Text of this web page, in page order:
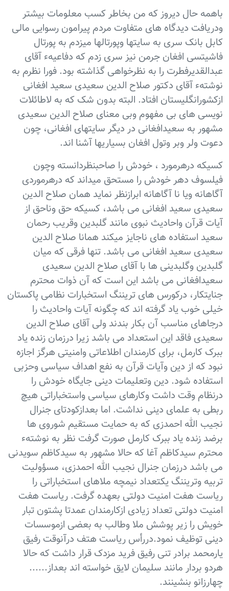
باهمه حال دیروز که من بخاطر کسب معلومات بیشتر
ودریافت دیدگاه های متفاوت مردم پیرامون رسوایی مالی
کابل بانک سری به سایتها وپورتالها میزدم به پورتال
فاشیتسی افغان جرمن نیز سری زدم که دفاعیهء آقای
عبدالقدیرفطرت را به نظرخواهی گذاشته بود. فورا نظرم به
نوشتهء آقای دکتور صلاح الدین سعیدی سعید افغانی
ازکشورانگلیستان افتاد. البته بدون شک که به لاطائلات
نویسی های بی مفهوم وبی معنای صلاح الدین سعیدی
مشهور به سعیدافغانی در دیگر سایتهای افغانی، چون
دعوت ولر وبر وتول افغان بسیاریها آشنا اند.
کسیکه درهرمورد ، خودش را صاحبنظردانسته وچون
فیلسوف دهر خودش را مستحق میداند که درهرموردی
آگاهانه ویا نا آگاهانه ابرازنظر نماید همان صلاح الدین
سعیدی سعید افغانی می باشد، کسیکه حق وناحق از
آیات قرآن واحادیث نبوی مانند گلبدین وقریب رحمان
سعید استفاده های ناجایز میکند همانا صلاح الدین
سعیدی سعید افغانی می باشد. تنها فرقی که میان
گلبدین وگلبدینی ها با آقای صلاح الدین سعیدی
سعیدافغانی می باشد این است که آن ذوات محترم
جنایتکار، درکورس های تریننگ استخبارات نظامی پاکستان
خیلی خوب یاد گرفته اند که چگونه آیات واحادیث را
درجاهای مناسب آن بکار بندند ولی آقای صلاح الدین
سعیدی فاقد این استعداد می باشد زیرا درزمان زنده یاد
ببرک کارمل، برای کارمندان اطلاعاتی وامنیتی هرگز اجازه
نبود که از دین وآیات قرآن به نفع اهداف سیاسی وحزبی
استفاده شود. دین وتعلیمات دینی جایگاه خودش را
درنظام وقت داشت وکارهای سیاسی واستخباراتی هیچ
ربطی به علمای دینی نداشت. اما بعدازکودتای جنرال
نجیب الله احمدزی که به حمایت مستقیم شوروی ها
برضد زنده یاد ببرک کارمل صورت گرفت نظر به نوشتهء
محترم سیدکاظم آغا که حالا مشهور به سیدکاظم سویدنی
می باشد درزمان جنرال نجیب الله احمدزی، مسؤولیت
تربیه وتریننگ یکتعداد نیمچه ملاهای استخباراتی را
ریاست هفت امنیت دولتی بعهده گرفت. ریاست هفت
امنیت دولتی تعداد زیادی ازکارمندان عمدتا پشتون تبار
خویش را زیر پوشش ملا وطالب به بعضی ازموسسات
دینی توظیف نمود.دررأس ریاست هتف درآنوقت رفیق
یارمحمد برادر تنی رفیق فرید مزدک قرار داشت که حالا
هردو بردار مانند سلیمان لایق خواسته اند بعداز......
چهارزانو بنشینند.